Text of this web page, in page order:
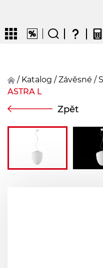
CZENDEFR
/ Katalog / závěsné /
ASTRA L
Zpět